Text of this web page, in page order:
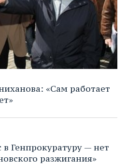
«Сам работает
Генпрокуратуру — нет
разжигания»